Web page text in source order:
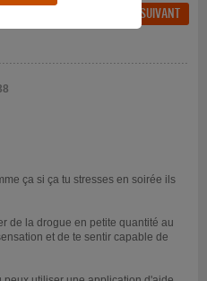
FIL SUIVANT
ça si ça tu stresses en soirée ils
de la drogue en petite quantité au
et de te sentir capable de